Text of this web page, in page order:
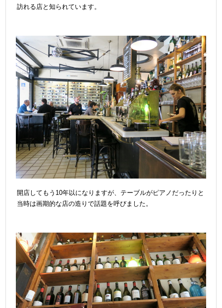
訪れる店と知られています。
開店してもう10年以になりますが、テーブルがピアノだったりと
当時は画期的な店の造りで話題を呼びました。